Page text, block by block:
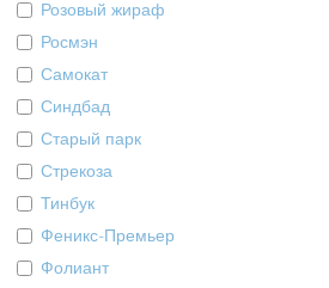
Розовый жираф
Росмэн
Самокат
Синдбад
Старый парк
Стрекоза
Тинбук
Феникс-Премьер
Фолиант